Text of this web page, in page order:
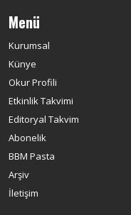
Menü
Kurumsal
Künye
Okur Profili
Etkinlik Takvimi
Editoryal Takvim
Abonelik
BBM Pasta
Arşiv
İletişim